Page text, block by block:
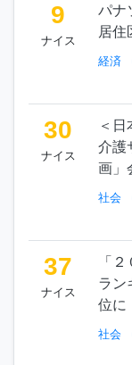
9
ナイス
パナ
居住
経済
30
ナイス
＜
介護
画」
社会
37
ナイス
「
ラン
位に
社会